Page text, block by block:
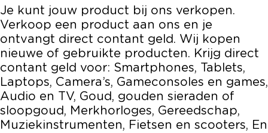
u
c
t
s
o
d
u
c
t
s
r
o
d
u
c
t
s
u
c
t
s
P
r
o
d
u
c
t
s
Je kunt jouw product bij ons verkopen.
Verkoop een product aan ons en je
ontvangt direct contant geld. Wij kopen
nieuwe of gebruikte producten. Krijg direct
contant geld voor: Smartphones, Tablets,
Laptops, Camera’s, Gameconsoles en games,
Audio en TV, Goud, gouden sieraden of
sloopgoud, Merkhorloges, Gereedschap,
Muziekinstrumenten, Fietsen en scooters, En